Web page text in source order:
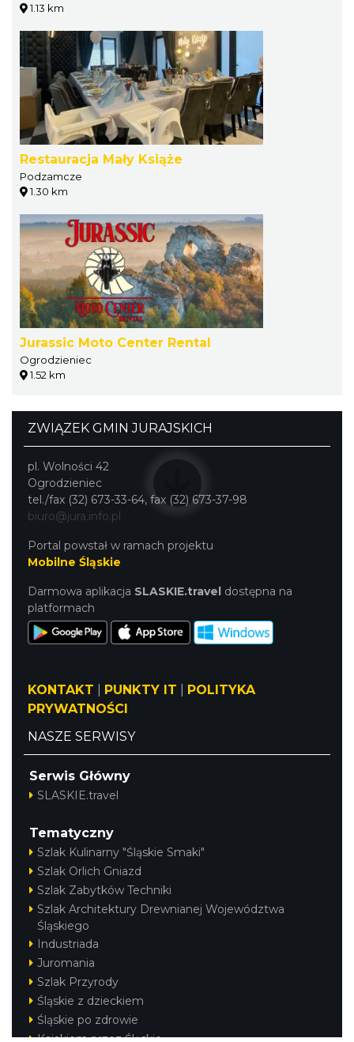
1.13 km
Restauracja Mały Książe
Podzamcze
1.30 km
Jurassic Moto Center Rental
Ogrodzieniec
1.52 km
ZWIĄZEK GMIN JURAJSKICH
pl. Wolności 42
Ogrodzieniec
tel./fax (32) 673-33-64, fax (32) 673-37-98
biuro@jura.info.pl
Portal powstał w ramach projektu
Mobilne Śląskie
Darmowa aplikacja SLASKIE.travel dostępna na
platformach
KONTAKT PUNKTY IT
POLITYKA
PRYWATNOŚCI
NASZE SERWISY
Serwis Główny
SLASKIE.travel
Tematyczny
Szlak Kulinarny "Śląskie Smaki"
Szlak Orlich Gniazd
Szlak Zabytków Techniki
Szlak Architektury Drewnianej Województwa
Śląskiego
Industriada
Juromania
Szlak Przyrody
Śląskie z dzieckiem
Śląskie po zdrowie
Kajakiem przez Śląskie